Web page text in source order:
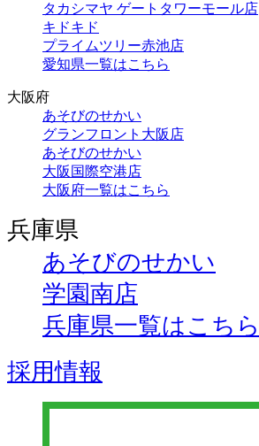
タカシマヤ ゲートタワーモール店
キドキド
プライムツリー赤池店
愛知県一覧はこちら
大阪府
あそびのせかい
グランフロント大阪店
あそびのせかい
大阪国際空港店
大阪府一覧はこちら
兵庫県
あそびのせかい
学園南店
兵庫県一覧はこちら
採用情報